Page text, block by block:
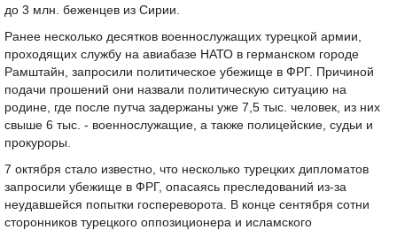
до 3 млн. беженцев из Сирии.
Ранее несколько десятков военнослужащих турецкой армии,
проходящих службу на авиабазе НАТО в германском городе
Рамштайн, запросили политическое убежище в ФРГ. Причиной
подачи прошений они назвали политическую ситуацию на
родине, где после путча задержаны уже 7,5 тыс. человек, из них
свыше 6 тыс. - военнослужащие, а также полицейские, судьи и
прокуроры.
7 октября стало известно, что несколько турецких дипломатов
запросили убежище в ФРГ, опасаясь преследований из-за
неудавшейся попытки госпереворота. В конце сентября сотни
сторонников турецкого оппозиционера и исламского